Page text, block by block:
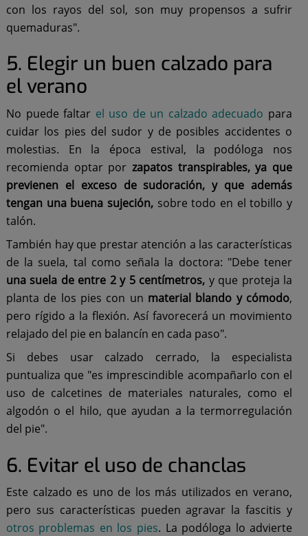
con los rayos del sol, son muy propensos a sufrir
quemaduras".
5. Elegir un buen calzado para
el verano
No puede faltar el uso de un calzado adecuado para
cuidar los pies del sudor y de posibles accidentes o
molestias. En la época estival, la podóloga nos
recomienda optar por zapatos transpirables, ya que
previenen el exceso de sudoración, y que además
tengan una buena sujeción, sobre todo en el tobillo y
talón.
También hay que prestar atención a las características
de la suela, tal como señala la doctora: "Debe tener
una suela de entre 2 y 5 centímetros, y que proteja la
planta de los pies con un material blando y cómodo,
pero rígido a la flexión. Así favorecerá un movimiento
relajado del pie en balancín en cada paso".
Si debes usar calzado cerrado, la especialista
puntualiza que "es imprescindible acompañarlo con el
uso de calcetines de materiales naturales, como el
algodón o el hilo, que ayudan a la termorregulación
del pie".
6. Evitar el uso de chanclas
Este calzado es uno de los más utilizados en verano,
pero sus características pueden agravar la fascitis y
otros problemas en los pies. La podóloga lo advierte